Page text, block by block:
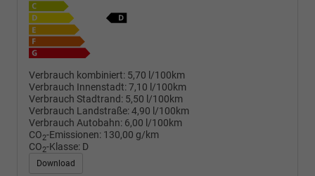
Verbrauch kombiniert: 5,70 l/100km
Verbrauch Innenstadt:7,10 l/100km
Verbrauch Stadtrand: 5,50 l/100km
Verbrauch Landstraße:4,90 l/100km
Verbrauch Autobahn: 6,00 l/100km
CO2-Emissionen: 130,00 g/km
CO2-Klasse: D
Download